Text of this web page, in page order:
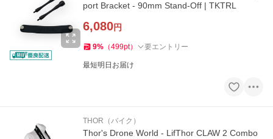
port Bracket - 90mm Stand-Off | TKTRL
6,080円
9% （499pt） 要エントリー
最短明日お届け
THOR（バイク）
Thor's Drone World - LifThor CLAW 2 Combo